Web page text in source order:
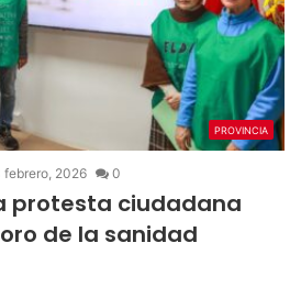
PROVINCIA
febrero, 2026 0
protesta ciudadana
de la sanidad